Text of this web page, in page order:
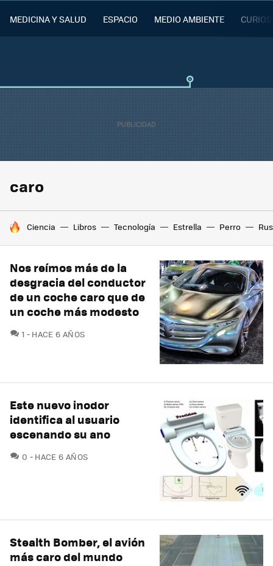
MEDICINA Y SALUD ESPACIO MEDIO AMBIENTE
caro
HOY SE HABLA DE
Ciencia Libros Tecnología Estrella Perro
Nos reímos más de la
desgracia del conductor
de un coche caro que de
un coche más modesto
1 COMENTARIOS
HACE 6 AÑOS
Este nuevo inodor
identifica al usuario
escenando su ano
0 COMENTARIOS
HACE 6 AÑOS
Stealth Bomber, el avión
más caro del mundo